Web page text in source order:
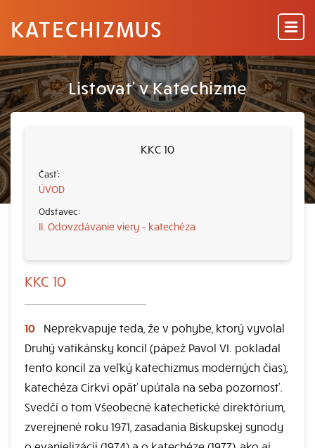
KATECHIZMUS
Listovať v Katechizme
KKC 10
ÚVOD
II. Odovzdávanie viery – katechéza
KKC 10
10
Neprekvapuje teda, že v pohybe, ktorý vyvolal
Druhý vatikánsky koncil (pápež Pavol VI. pokladal
tento koncil za veľký katechizmus moderných čias),
katechéza Cirkvi opäť upútala na seba pozornosť.
Svedčí o tom Všeobecné katechetické direktórium,
zverejnené roku 1971, zasadania Biskupskej synody